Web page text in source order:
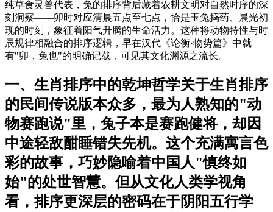
纯草食灵兽代表，兔的排序背后藏着农耕文明对自然时序的深
刻洞察——卯时对应清晨五点至七点，恰是玉兔捣药、晨光初
现的时刻，象征着阳气升腾的生命活力。这种将动物特性与时
辰规律相融合的排序逻辑，早在汉代《论衡·物势篇》中就
有"卯，兔也"的明确记载，可见其文化渊源之流长。
一、生肖排序中的乾坤哲学关于生肖排序
的民间传说版本众多，最为人熟知的"动
物赛跑说"里，兔子本是赛跑健将，却因
中途轻敌酣睡错失先机。这个充满寓言色
彩的故事，巧妙隐喻着中国人"慎终如
始"的处世智慧。但从文化人类学视角
看，排序更深层的密码在于阴阳五行学